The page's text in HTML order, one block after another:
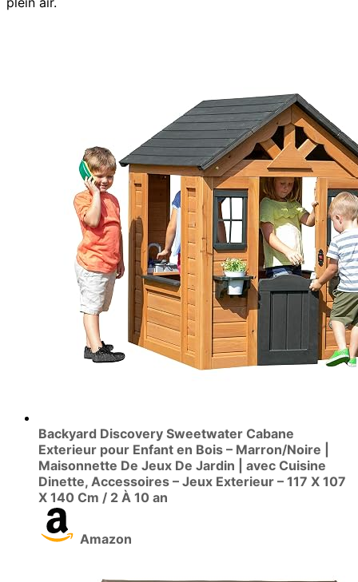
Backyard Discovery Sweetwater Cabane
Exterieur pour Enfant en Bois – Marron/Noire |
Maisonnette De Jeux De Jardin | avec Cuisine
Dinette, Accessoires – Jeux Exterieur – 117 X 107
X 140 Cm / 2 À 10 an
Amazon